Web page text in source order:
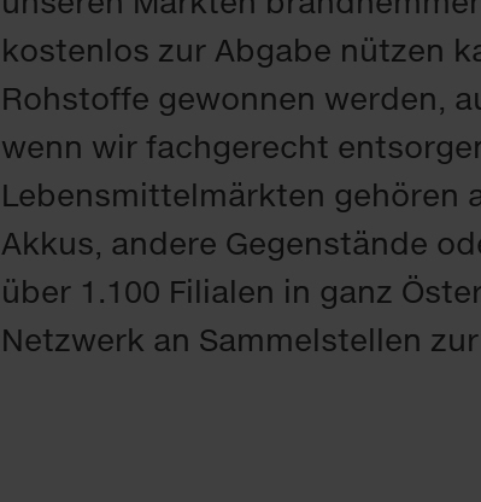
kostenlos zur Abgabe nützen
Rohstoffe gewonnen werden,
wenn wir fachgerecht
Lebensmittelmärkten gehören
Akkus, andere Gegenstände
über 1.100 Filialen in ganz
Netzwerk an Sammelstellen